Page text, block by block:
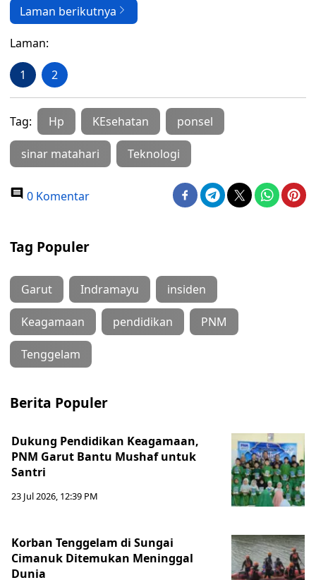
Laman berikutnya
Laman:
1 2
Tag: Hp KEsehatan ponsel
sinar matahari Teknologi
0 Komentar
Tag Populer
Garut Indramayu insiden
Keagamaan pendidikan PNM
Tenggelam
Berita Populer
Dukung Pendidikan Keagamaan,
PNM Garut Bantu Mushaf untuk
Santri
23 Jul 2026, 12:39 PM
Korban Tenggelam di Sungai
Cimanuk Ditemukan Meninggal
Dunia